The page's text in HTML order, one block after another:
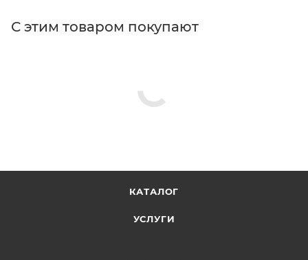
С этим товаром покупают
КАТАЛОГ
УСЛУГИ